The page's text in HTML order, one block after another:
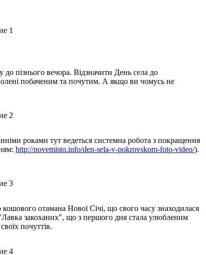
пізнього вечора. Відзначити День села до
побаченим та почутим. А якщо ви чомусь не
роками тут ведеться системна робота з покращення
http://novemisto.info/den-sela-v-pokrovskom-foto-video/).
отамана Нової Січі, що свого часу знаходилася
"Лавка закоханих", що з першого дня стала улюбленим
почуттів.